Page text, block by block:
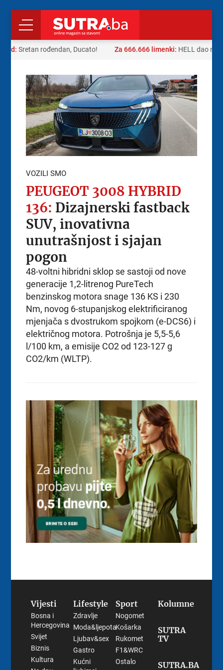
rad:Sretan rođendan, Ducato! Za 666.666 limenki:HELL dao
VOZILI SMO
PEUGEOT 3008 HYBRID
136: Dizajnerski fastback
SUV, inovativna
unutrašnjost i sjajan
pogon
48-voltni hibridni sklop se sastoji od nove
generacije 1,2-litrenog PureTech
benzinskog motora snage 136 KS i 230
Nm, novog 6-stupanjskog elektrificiranog
mjenjača s dvostrukom spojkom (e-DCS6) i
električnog motora. Potrošnja je 5,5-5,6
l/100 km, a emisije CO2 od 123-127 g
CO2/km (WLTP).
Vijesti
Bosna i
Hercegovina
Svijet
Biznis
Kultura
Lifestyle
Zdravlje
Moda&ljepota
Ljubav&sex
Gastro
Kućni
Sport
Nogomet
Košarka
Rukomet
F1&WRC
Ostalo
Kolumne
SUTRA
TV
SUTRA.BA